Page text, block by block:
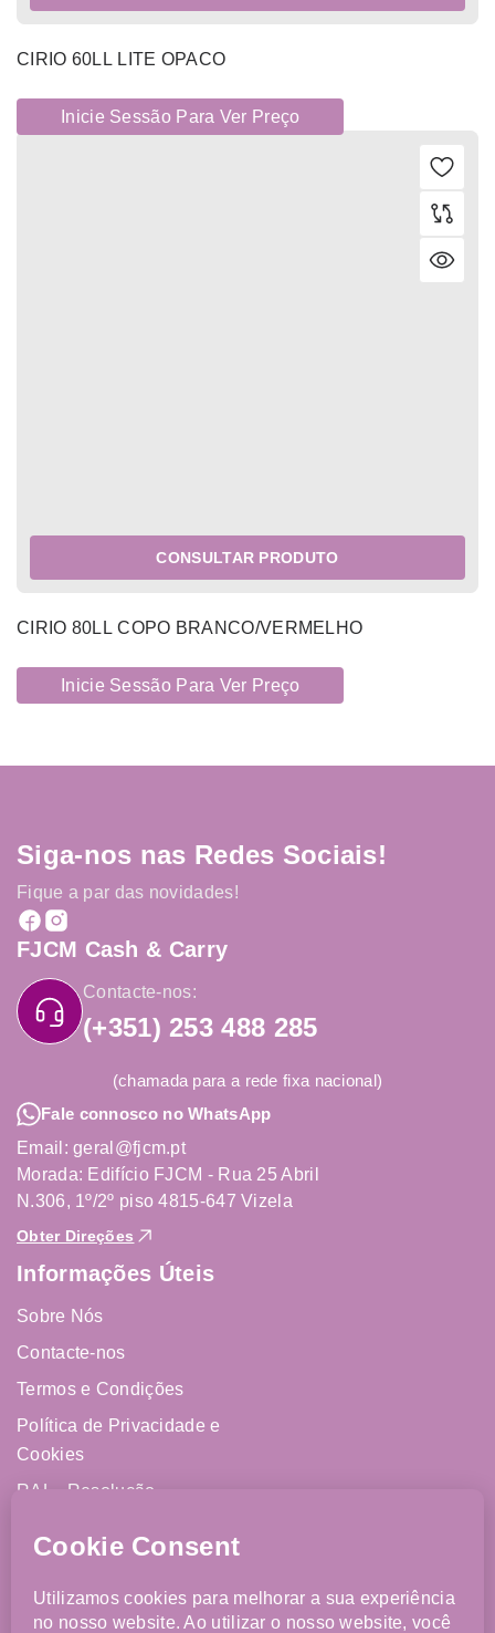
CIRIO 60LL LITE OPACO
Inicie Sessão Para Ver Preço
CONSULTAR PRODUTO
CIRIO 80LL COPO BRANCO/VERMELHO
Inicie Sessão Para Ver Preço
Siga-nos nas Redes Sociais!
Fique a par das novidades!
FJCM Cash & Carry
Contacte-nos:
(+351) 253 488 285
(chamada para a rede fixa nacional)
Fale connosco no WhatsApp
Email: geral@fjcm.pt
Morada: Edifício FJCM - Rua 25 Abril
N.306, 1º/2º piso 4815-647 Vizela
Obter Direções
Informações Úteis
Sobre Nós
Contacte-nos
Termos e Condições
Política de Privacidade e
Cookies
RAL - Resolução
Livro de Reclamações